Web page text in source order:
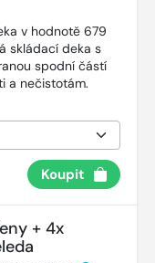
v hodnotě 679
skládací deka s
spodní částí
a nečistotám.
Koupit
+ 4x